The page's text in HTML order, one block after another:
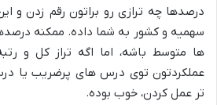
درصدها چه ترازی رو براتون رقم زدن و
سهمیه و کشور به شما داده. ممکنه
ها متوسط باشه، اما اگه تراز کل و
عملکردتون توی درس های پرضریب یا
تر عمل کردن، خوب بوده.